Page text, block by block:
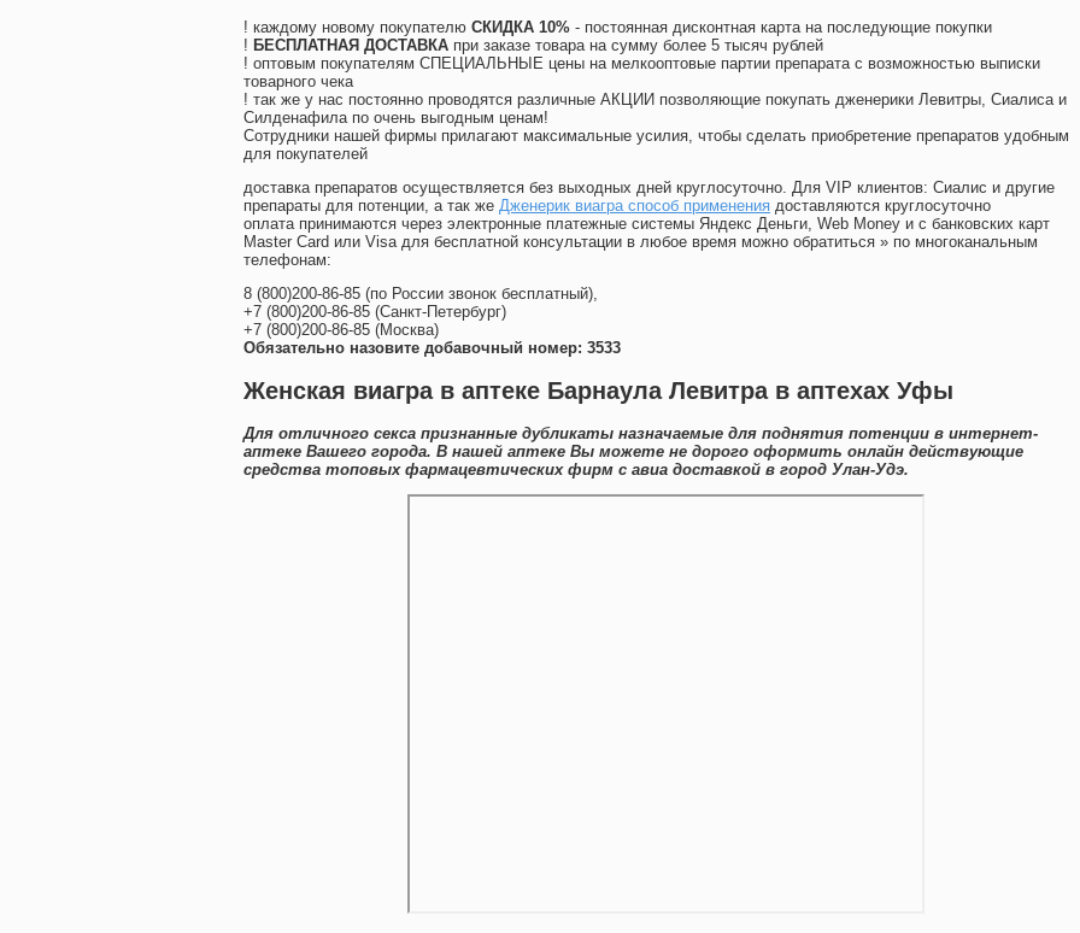
! каждому новому покупателю СКИДКА 10% - постоянная дисконтная карта на последующие покупки
! БЕСПЛАТНАЯ ДОСТАВКА при заказе товара на сумму более 5 тысяч рублей
! оптовым покупателям СПЕЦИАЛЬНЫЕ цены на мелкооптовые партии препарата с возможностью выписки
товарного чека
! так же у нас постоянно проводятся различные АКЦИИ позволяющие покупать дженерики Левитры, Сиалиса и
Силденафила по очень выгодным ценам!
Cотрудники нашей фирмы прилагают максимальные усилия, чтобы сделать приобретение препаратов удобным
для покупателей
доставка препаратов осуществляется без выходных дней круглосуточно. Для VIP клиентов: Сиалис и другие
препараты для потенции, а так же Дженерик виагра способ применения доставляются круглосуточно
оплата принимаются через электронные платежные системы Яндекс Деньги, Web Money и с банковских карт
Master Card или Visa для бесплатной консультации в любое время можно обратиться » по многоканальным
телефонам:
8 (800)200-86-85 (по России звонок бесплатный),
+7 (800)200-86-85 (Санкт-Петербург)
+7 (800)200-86-85 (Москва)
Обязательно назовите добавочный номер: 3533
Женская виагра в аптеке Барнаула Левитра в аптехах Уфы
Для отличного секса признанные дубликаты назначаемые для поднятия потенции в интернет-
аптеке Вашего города. В нашей аптеке Вы можете не дорого оформить онлайн действующие
средства топовых фармацевтических фирм с авиа доставкой в город Улан-Удэ.